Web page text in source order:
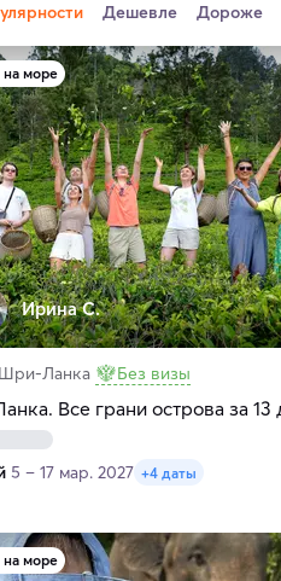
Дешевле Дороже
на море
Ирина С.
Шри-Ланка Без визы
Все грани острова за 13
5 – 17 мар. 2027 +4 даты
на море